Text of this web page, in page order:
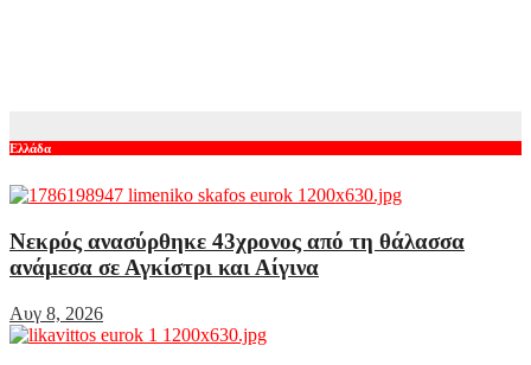
Ελλάδα
Νεκρός ανασύρθηκε 43χρονος από τη θάλασσα
ανάμεσα σε Αγκίστρι και Αίγινα
Αυγ 8, 2026